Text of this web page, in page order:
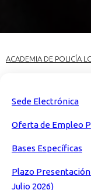
ACADEMIA DE POLICÍA
Sede Electrónica
Oferta de Empleo
Bases Específicas
Plazo Presentación
Julio 2026)